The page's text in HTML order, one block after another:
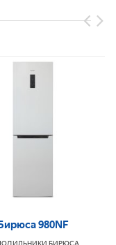
980NF
БИРЮСА